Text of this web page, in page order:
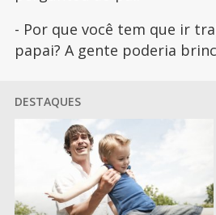
- Por que você tem que ir
papai? A gente poderia
DESTAQUES